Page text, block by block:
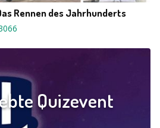
Rennen des Jahrhunderts
Quizevent